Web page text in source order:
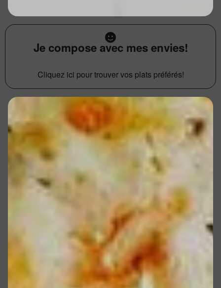
Je compose avec mes envies!
Cliquez ici pour trouver vos plats préférés!